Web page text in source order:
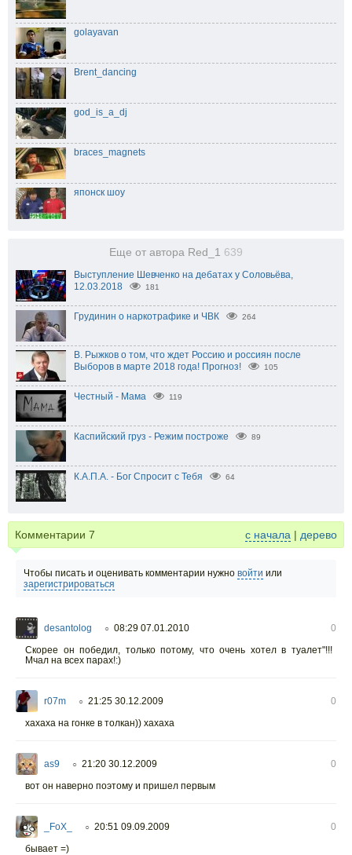
golayavan
Brent_dancing
god_is_a_dj
braces_magnets
японск шоу
Еще от автора Red_1 639
Выступление Шевченко на дебатах у Соловьёва,
12.03.2018
181
Грудинин о наркотрафике и ЧВК 264
В. Рыжков о том, что ждет Россию и россиян после
Выборов в марте 2018 года! Прогноз!
105
Честный - Мама 119
Каспийский груз - Режим построже 89
К.А.П.А. - Бог Спросит с Тебя 64
Комментарии 7 с начала | дерево
Чтобы писать и оценивать комментарии нужно войти или
зарегистрироваться
desantolog ○ 08:29 07.01.2010
0
Скорее он победил, только потому, что очень хотел в туалет"!!!
Мчал на всех парах!:)
r07m ○ 21:25 30.12.2009
0
хахаха на гонке в толкан)) хахаха
as9 ○ 21:20 30.12.2009
0
вот он наверно поэтому и пришел первым
_FoX_ ○ 20:51 09.09.2009
0
бывает =)